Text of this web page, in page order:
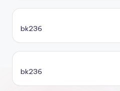
bk236
bk236